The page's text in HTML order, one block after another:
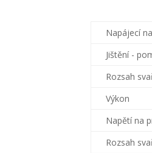
Napájecí
Jištění -
Rozsah
Výkon
Napětí na
Rozsah